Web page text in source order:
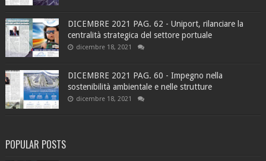
DICEMBRE 2021 PAG. 62 - Uniport, rilanciare la
centralità strategica del settore portuale
dicembre 18, 2021
DICEMBRE 2021 PAG. 60 - Impegno nella
sostenibilità ambientale e nelle strutture
dicembre 18, 2021
POPULAR POSTS